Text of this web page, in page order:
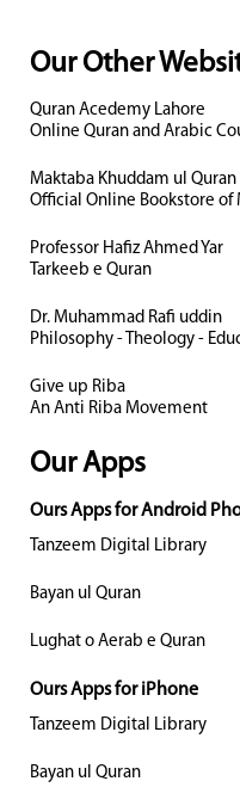
Our Other
Quran Acedemy Lahore
Online Quran and Arabic
Maktaba Khuddam ul Quran
Official Online Bookstore of
Professor Hafiz Ahmed Yar
Tarkeeb e Quran
Dr. Muhammad Rafi uddin
Philosophy - Theology -
Give up Riba
An Anti Riba Movement
Our Apps
Ours Apps for Android
Tanzeem Digital Library
Bayan ul Quran
Lughat o Aerab e Quran
Ours Apps for iPhone
Tanzeem Digital Library
Bayan ul Quran